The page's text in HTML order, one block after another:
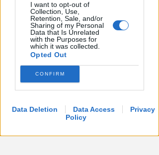
I want to opt-out of
Collection, Use,
Retention, Sale, and/or
Sharing of my Personal
Data that Is Unrelated
with the Purposes for
which it was collected.
Opted Out
CONFIRM
Data Deletion Data Access
Privacy
Policy
TANA VINCE A JESI
Scatta il torneo nazionale Open
femminile del Tennis Club
Viserba
Icaro Sport